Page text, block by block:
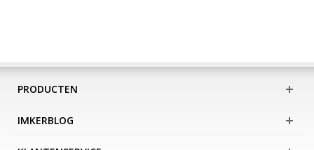
PRODUCTEN
IMKERBLOG